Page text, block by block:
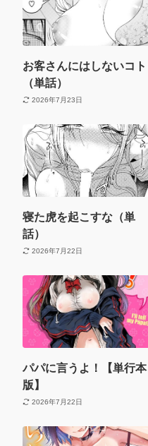
お客さんにはしないコト
（単話）
2026年7月23日
寝た虎を起こすな（単
話）
2026年7月22日
パパに言うよ！【単行本
版】
2026年7月22日